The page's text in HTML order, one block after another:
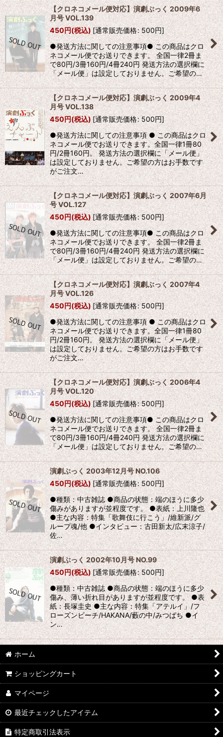
【クロネコメール便対応】演劇ぶっく 2009年6
月号 VOL.139
450円(税込) [通常販売価格: 500円]
●発送方法に関しての注意事項● この商品はクロ
ネコメール便でお送りできます。 全国一律2冊ま
で80円/3冊160円/4冊240円 発送方法の選択欄に
「メール便」は設定しておりません。ご希望の…
【クロネコメール便対応】演劇ぶっく 2009年4
月号 VOL.138
450円(税込)[通常販売価格: 500円]
●発送方法に関しての注意事項 ● この商品はクロ
ネコメール便でお送りできます。全国一律1冊80
円/2冊160円。 発送方法の選択欄に「メール便」
は設定しておりません。ご希望の方はお手数です
がご注文…
【クロネコメール便対応】演劇ぶっく 2007年6月
号 VOL.127
450円(税込)[通常販売価格: 500円]
●発送方法に関しての注意事項● この商品はクロ
ネコメール便でお送りできます。 全国一律2冊ま
で80円/3冊160円/4冊240円 発送方法の選択欄に
「メール便」は設定しておりません。ご希望の…
【クロネコメール便対応】演劇ぶっく 2007年4
月号 VOL.126
450円(税込) [通常販売価格: 500円]
●発送方法に関しての注意事項 ● この商品はクロ
ネコメール便でお送りできます。全国一律1冊80
円/2冊160円。 発送方法の選択欄に「メール便」
は設定しておりません。ご希望の方はお手数です
がご注文…
【クロネコメール便対応】演劇ぶっく 2006年4
月号 VOL.120
450円(税込)[通常販売価格: 500円]
●発送方法に関しての注意事項● この商品はクロ
ネコメール便でお送りできます。 全国一律2冊ま
で80円/3冊160円/4冊240円 発送方法の選択欄に
「メール便」は設定しておりません。ご希望の…
演劇ぶっく 2003年12月号 NO.106
450円(税込)[通常販売価格: 500円]
●種類：中古雑誌 ●商品の状態：端のほうに多少
傷みがありますが並程度です。 ●表紙：上川隆也
●主な内容：特集「歌舞伎に行こう」/維新派/グ
ループ魂/他 ●インタビュー：古田新太/広末涼子/
佐…
演劇ぶっく 2002年10月号 NO.99
450円(税込)[通常販売価格: 500円]
●種類：中古雑誌 ●商品の状態：端のほうに多少
傷み、薄い折れ目がありますが並程度です。 ●表
紙：長塚圭史 ●主な内容：特集「アテルイ」/フ
ローズンビーチ/HAKANA/藪の中/みつばち ●イ
ン…
ホーム
ショッピングカート
マイページ
最近チェックしたアイテム
特定商取引法表示